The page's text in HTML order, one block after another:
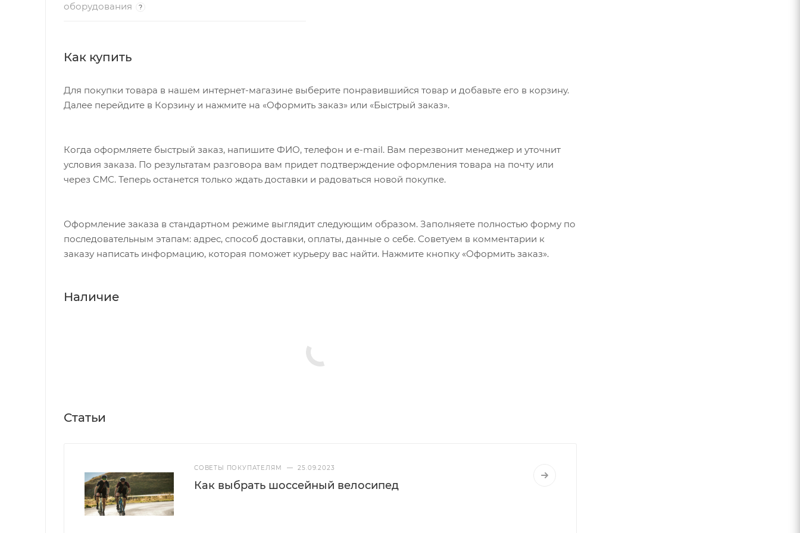
оборудования ?
Как купить
Для покупки товара в нашем интернет-магазине выберите понравившийся товар и добавьте его в корзину.
Далее перейдите в Корзину и нажмите на «Оформить заказ» или «Быстрый заказ».
Когда оформляете быстрый заказ, напишите ФИО, телефон и e-mail. Вам перезвонит менеджер и уточнит
условия заказа. По результатам разговора вам придет подтверждение оформления товара на почту или
через СМС. Теперь останется только ждать доставки и радоваться новой покупке.
Оформление заказа в стандартном режиме выглядит следующим образом. Заполняете полностью форму по
последовательным этапам: адрес, способ доставки, оплаты, данные о себе. Советуем в комментарии к
заказу написать информацию, которая поможет курьеру вас найти. Нажмите кнопку «Оформить заказ».
Наличие
Статьи
СОВЕТЫ ПОКУПАТЕЛЯМ — 25.09.2023
Как выбрать шоссейный велосипед